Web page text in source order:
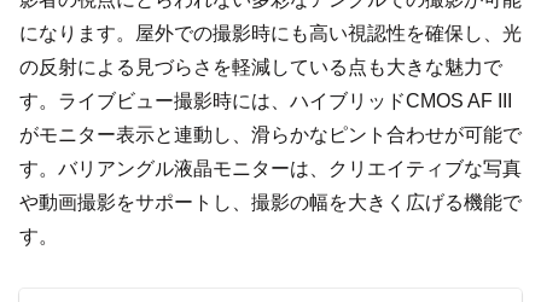
になります。屋外での撮影時にも高い視認性を確保し、光
の反射による見づらさを軽減している点も大きな魅力で
す。ライブビュー撮影時には、ハイブリッドCMOS AF III
がモニター表示と連動し、滑らかなピント合わせが可能で
す。バリアングル液晶モニターは、クリエイティブな写真
や動画撮影をサポートし、撮影の幅を大きく広げる機能で
す。